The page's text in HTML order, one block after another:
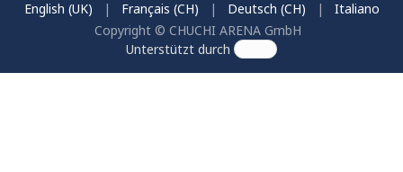
Copyright © CHUCHI ARENA GmbH
English (UK) | Français (CH) | Deutsch (CH) | Italiano
Unterstützt durch